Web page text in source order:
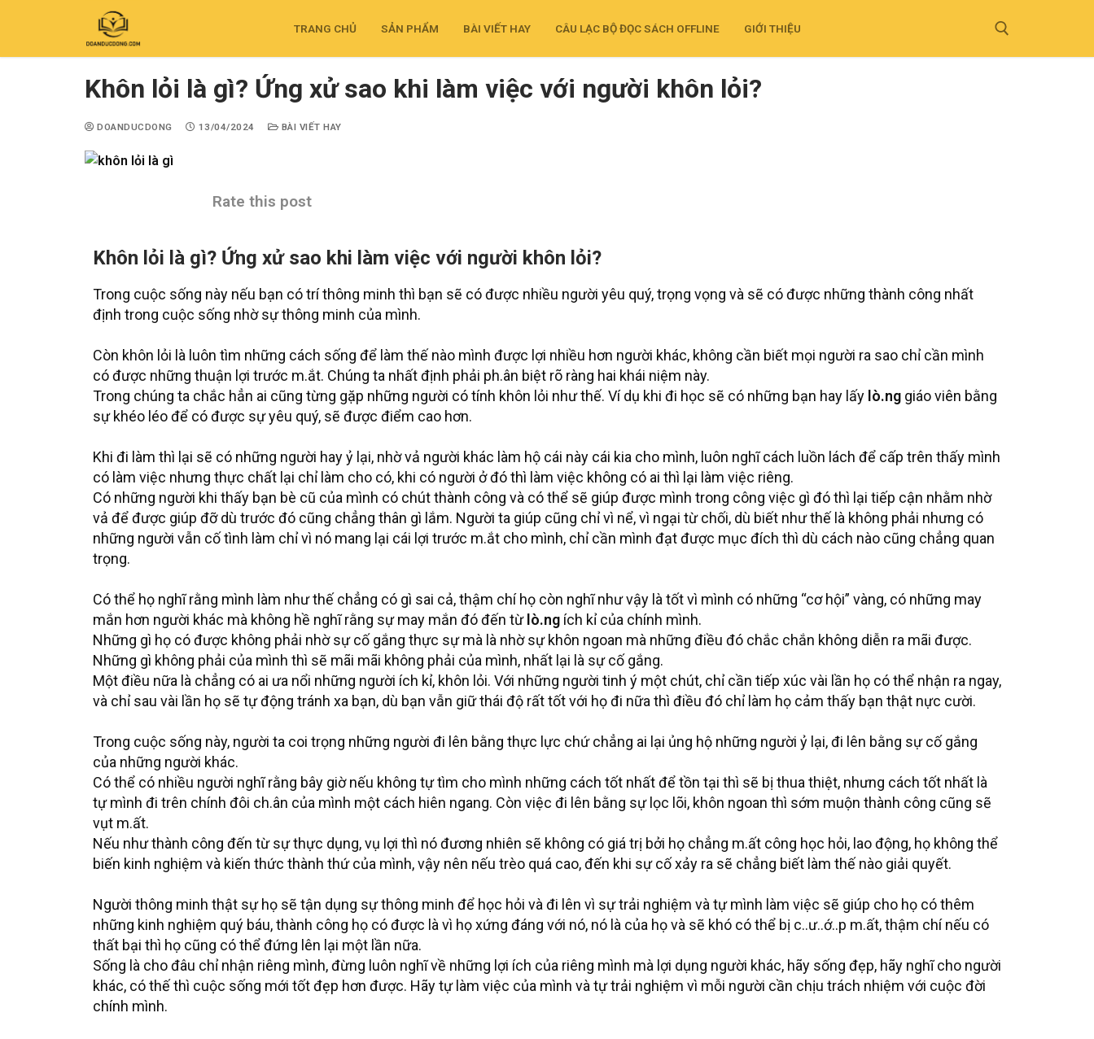
TRANG CHỦ SẢN PHẨM BÀI VIẾT HAY CÂU LẠC BỘ ĐỌC SÁCH OFFLINE GIỚI THIỆU
Khôn lỏi là gì? Ứng xử sao khi làm việc với người khôn lỏi?
DOANDUCDONG 13/04/2024 BÀI VIẾT HAY
Rate this post
Khôn lỏi là gì? Ứng xử sao khi làm việc với người khôn lỏi?
Trong cuộc sống này nếu bạn có trí thông minh thì bạn sẽ có được nhiều người yêu quý, trọng vọng và sẽ có được những thành công nhất
định trong cuộc sống nhờ sự thông minh của mình.
Còn khôn lỏi là luôn tìm những cách sống để làm thế nào mình được lợi nhiều hơn người khác, không cần biết mọi người ra sao chỉ cần mình
có được những thuận lợi trước m.ắt. Chúng ta nhất định phải ph.ân biệt rõ ràng hai khái niệm này.
Trong chúng ta chắc hẳn ai cũng từng gặp những người có tính khôn lỏi như thế. Ví dụ khi đi học sẽ có những bạn hay lấy lò.ng giáo viên bằng
sự khéo léo để có được sự yêu quý, sẽ được điểm cao hơn.
Khi đi làm thì lại sẽ có những người hay ỷ lại, nhờ vả người khác làm hộ cái này cái kia cho mình, luôn nghĩ cách luồn lách để cấp trên thấy mình
có làm việc nhưng thực chất lại chỉ làm cho có, khi có người ở đó thì làm việc không có ai thì lại làm việc riêng.
Có những người khi thấy bạn bè cũ của mình có chút thành công và có thể sẽ giúp được mình trong công việc gì đó thì lại tiếp cận nhằm nhờ
vả để được giúp đỡ dù trước đó cũng chẳng thân gì lắm. Người ta giúp cũng chỉ vì nể, vì ngại từ chối, dù biết như thế là không phải nhưng có
những người vẫn cố tình làm chỉ vì nó mang lại cái lợi trước m.ắt cho mình, chỉ cần mình đạt được mục đích thì dù cách nào cũng chẳng quan
trọng.
Có thể họ nghĩ rằng mình làm như thế chẳng có gì sai cả, thậm chí họ còn nghĩ như vậy là tốt vì mình có những “cơ hội” vàng, có những may
mắn hơn người khác mà không hề nghĩ rằng sự may mắn đó đến từ lò.ng ích kỉ của chính mình.
Những gì họ có được không phải nhờ sự cố gắng thực sự mà là nhờ sự khôn ngoan mà những điều đó chắc chắn không diễn ra mãi được.
Những gì không phải của mình thì sẽ mãi mãi không phải của mình, nhất lại là sự cố gắng.
Một điều nữa là chẳng có ai ưa nổi những người ích kỉ, khôn lỏi. Với những người tinh ý một chút, chỉ cần tiếp xúc vài lần họ có thể nhận ra ngay,
và chỉ sau vài lần họ sẽ tự động tránh xa bạn, dù bạn vẫn giữ thái độ rất tốt với họ đi nữa thì điều đó chỉ làm họ cảm thấy bạn thật nực cười.
Trong cuộc sống này, người ta coi trọng những người đi lên bằng thực lực chứ chẳng ai lại ủng hộ những người ỷ lại, đi lên bằng sự cố gắng
của những người khác.
Có thể có nhiều người nghĩ rằng bây giờ nếu không tự tìm cho mình những cách tốt nhất để tồn tại thì sẽ bị thua thiệt, nhưng cách tốt nhất là
tự mình đi trên chính đôi ch.ân của mình một cách hiên ngang. Còn việc đi lên bằng sự lọc lõi, khôn ngoan thì sớm muộn thành công cũng sẽ
vụt m.ất.
Nếu như thành công đến từ sự thực dụng, vụ lợi thì nó đương nhiên sẽ không có giá trị bởi họ chẳng m.ất công học hỏi, lao động, họ không thể
biến kinh nghiệm và kiến thức thành thứ của mình, vậy nên nếu trèo quá cao, đến khi sự cố xảy ra sẽ chẳng biết làm thế nào giải quyết.
Người thông minh thật sự họ sẽ tận dụng sự thông minh để học hỏi và đi lên vì sự trải nghiệm và tự mình làm việc sẽ giúp cho họ có thêm
những kinh nghiệm quý báu, thành công họ có được là vì họ xứng đáng với nó, nó là của họ và sẽ khó có thể bị c..ư..ớ..p m.ất, thậm chí nếu có
thất bại thì họ cũng có thể đứng lên lại một lần nữa.
Sống là cho đâu chỉ nhận riêng mình, đừng luôn nghĩ về những lợi ích của riêng mình mà lợi dụng người khác, hãy sống đẹp, hãy nghĩ cho người
khác, có thế thì cuộc sống mới tốt đẹp hơn được. Hãy tự làm việc của mình và tự trải nghiệm vì mỗi người cần chịu trách nhiệm với cuộc đời
chính mình.